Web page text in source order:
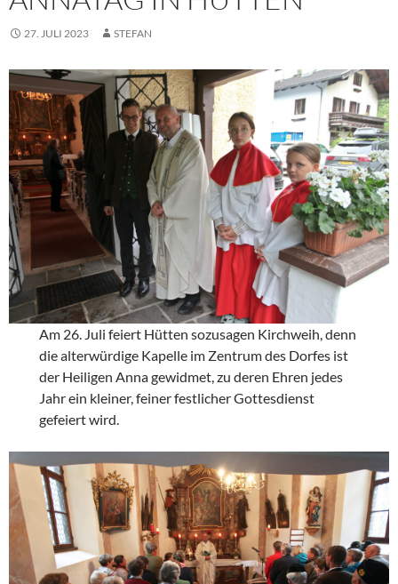
27. JULI 2023 STEFAN
Am 26. Juli feiert Hütten sozusagen Kirchweih, denn
die alterwürdige Kapelle im Zentrum des Dorfes ist
der Heiligen Anna gewidmet, zu deren Ehren jedes
Jahr ein kleiner, feiner festlicher Gottesdienst
gefeiert wird.